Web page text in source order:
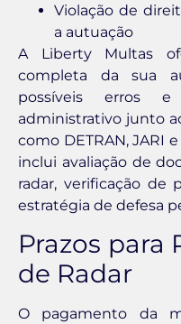
Violação de
a autuação
A Liberty Multas
completa da sua
possíveis erros e
administrativo junto
como DETRAN, JARI
inclui avaliação de
radar, verificação de
estratégia de defesa
Prazos para
de Radar
O pagamento da